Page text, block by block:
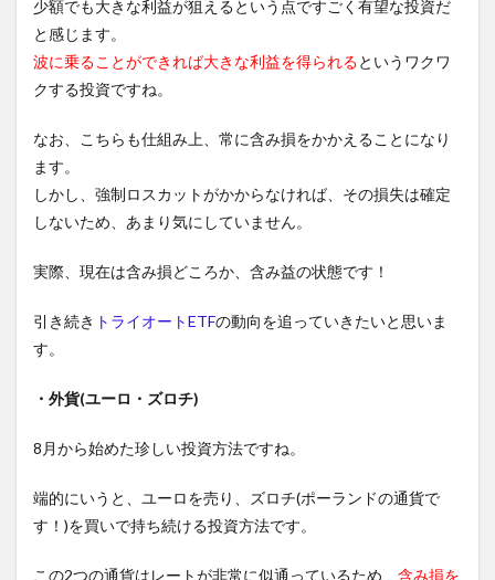
少額でも大きな利益が狙えるという点ですごく有望な投資だ
と感じます。
波に乗ることができれば大きな利益を得られるというワクワ
クする投資ですね。
なお、こちらも仕組み上、常に含み損をかかえることになり
ます。
しかし、強制ロスカットがかからなければ、その損失は確定
しないため、あまり気にしていません。
実際、現在は含み損どころか、含み益の状態です！
引き続き トライオートETFの動向を追っていきたいと思いま
す。
・外貨(ユーロ・ズロチ)
8月から始めた珍しい投資方法ですね。
端的にいうと、ユーロを売り、ズロチ(ポーランドの通貨で
す！)を買いで持ち続ける投資方法です。
この2つの通貨はレートが非常に似通っているため、 含み損を